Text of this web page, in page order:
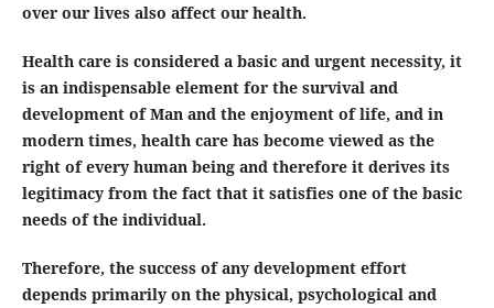
over our lives also affect our health.
Health care is considered a basic and urgent necessity, it
is an indispensable element for the survival and
development of Man and the enjoyment of life, and in
modern times, health care has become viewed as the
right of every human being and therefore it derives its
legitimacy from the fact that it satisfies one of the basic
needs of the individual.
Therefore, the success of any development effort
depends primarily on the physical, psychological and